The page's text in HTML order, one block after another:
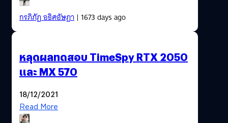
กรภิภัฏ อธิศอัษฎา| 1673 days ago
หลุดผลทดสอบ TimeSpy RTX 2050
และ MX 570
18/12/2021
Read More